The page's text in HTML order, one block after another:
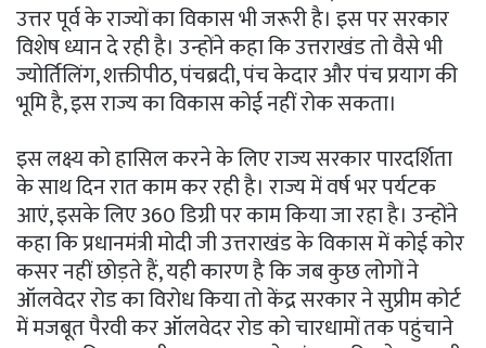
उत्तर पूर्व के राज्यों का विकास भी जरूरी है। इस पर सरकार
विशेष ध्यान दे रही है। उन्होंने कहा कि उत्तराखंड तो वैसे भी
ज्योर्तिलिंग, शक्तीपीठ, पंचब्रदी, पंच केदार और पंच प्रयाग की
भूमि है, इस राज्य का विकास कोई नहीं रोक सकता।
इस लक्ष्य को हासिल करने के लिए राज्य सरकार पारदर्शिता
के साथ दिन रात काम कर रही है। राज्य में वर्ष भर पर्यटक
आएं, इसके लिए 360 डिग्री पर काम किया जा रहा है। उन्होंने
कहा कि प्रधानमंत्री मोदी जी उत्तराखंड के विकास में कोई कोर
कसर नहीं छोड़ते हैं, यही कारण है कि जब कुछ लोगों ने
ऑलवेदर रोड का विरोध किया तो केंद्र सरकार ने सुप्रीम कोर्ट
में मजबूत पैरवी कर ऑलवेदर रोड को चारधामों तक पहुंचाने